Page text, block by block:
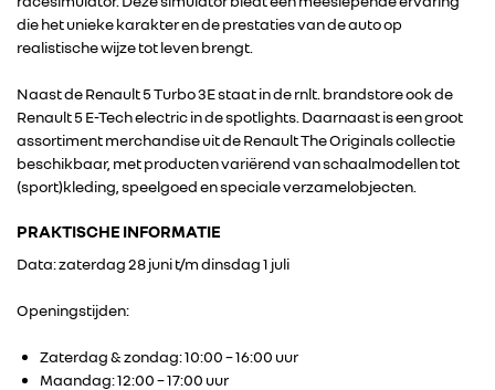
die het unieke karakter en de prestaties van de auto op
realistische wijze tot leven brengt.
Naast de Renault 5 Turbo 3E staat in de rnlt. brandstore ook de
Renault 5 E-Tech electric in de spotlights. Daarnaast is een groot
assortiment merchandise uit de Renault The Originals collectie
beschikbaar, met producten variërend van schaalmodellen tot
(sport)kleding, speelgoed en speciale verzamelobjecten.
PRAKTISCHE INFORMATIE
Data: zaterdag 28 juni t/m dinsdag 1 juli
Openingstijden:
Zaterdag & zondag: 10:00 – 16:00 uur
Maandag: 12:00 – 17:00 uur